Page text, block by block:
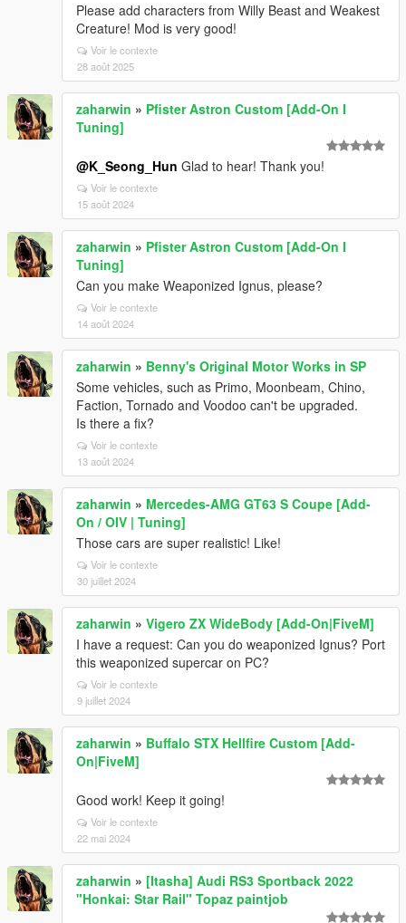
Please add characters from Willy Beast and Weakest
Creature! Mod is very good!
Voir le contexte
28 août 2025
zaharwin » Pfister Astron Custom [Add-On I
Tuning]
@K_Seong_Hun Glad to hear! Thank you!
Voir le contexte
15 août 2024
zaharwin » Pfister Astron Custom [Add-On I
Tuning]
Can you make Weaponized Ignus, please?
Voir le contexte
14 août 2024
zaharwin » Benny's Original Motor Works in SP
Some vehicles, such as Primo, Moonbeam, Chino,
Faction, Tornado and Voodoo can't be upgraded.
Is there a fix?
Voir le contexte
13 août 2024
zaharwin » Mercedes-AMG GT63 S Coupe [Add-
On / OIV | Tuning]
Those cars are super realistic! Like!
Voir le contexte
30 juillet 2024
zaharwin » Vigero ZX WideBody [Add-On|FiveM]
I have a request: Can you do weaponized Ignus? Port
this weaponized supercar on PC?
Voir le contexte
9 juillet 2024
zaharwin » Buffalo STX Hellfire Custom [Add-
On|FiveM]
Good work! Keep it going!
Voir le contexte
22 mai 2024
zaharwin » [Itasha] Audi RS3 Sportback 2022
"Honkai: Star Rail" Topaz paintjob